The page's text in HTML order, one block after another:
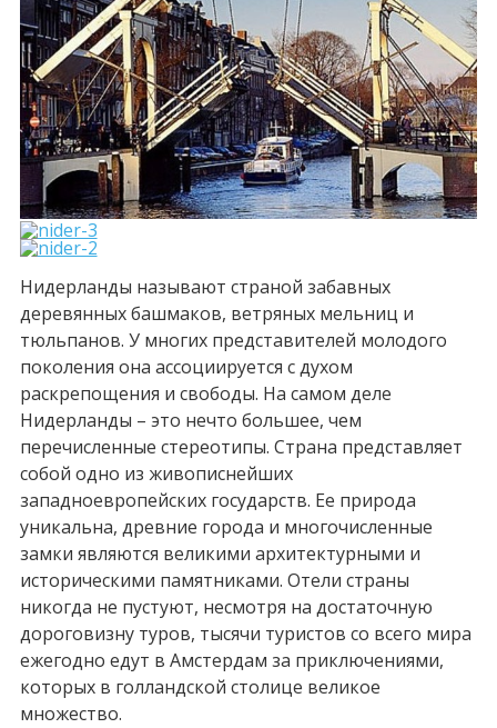
Нидерланды называют страной забавных
деревянных башмаков, ветряных мельниц и
тюльпанов. У многих представителей молодого
поколения она ассоциируется с духом
раскрепощения и свободы. На самом деле
Нидерланды – это нечто большее, чем
перечисленные стереотипы. Страна представляет
собой одно из живописнейших
западноевропейских государств. Ее природа
уникальна, древние города и многочисленные
замки являются великими архитектурными и
историческими памятниками. Отели страны
никогда не пустуют, несмотря на достаточную
дороговизну туров, тысячи туристов со всего мира
ежегодно едут в Амстердам за приключениями,
которых в голландской столице великое
множество.